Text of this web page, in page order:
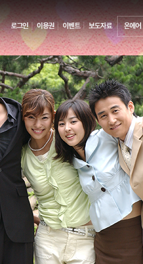
로그인 이용권 이벤트 보도자료 온에어